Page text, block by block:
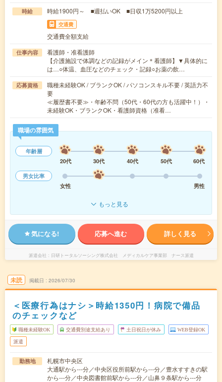
時給 時給1900円～ ■週払いOK ■日収1万5200円以上
交通費
交通費全額支給
仕事内容
看護師・准看護師
【介護施設で体調などの記録がメイン＊看護師】▼具体的に
は…○体温、血圧などのチェック・記録○お薬の飲…
応募資格
職種未経験OK / ブランクOK / パソコンスキル不要 / 英語力不
要
≪履歴書不要≫・年齢不問（50代・60代の方も活躍中！）・
未経験OK・ブランクOK・看護師資格（准看…
職場の雰囲気
年齢層
20代
30代 40代 50代
60代
男女比率
女性
男性
もっと見る
気になる! 応募へ進む 詳しく見る
派遣会社 日研トータルソーシング株式会社 メディカルケア事業部 ナース派遣
未読 掲載日 2026/07/30
＜医療行為はナシ＞時給1350円！病院で備品
のチェックなど
職種未経験OK 交通費別途支給あり 土日祝日が休み WEB登録OK
派遣
勤務地
札幌市中央区
大通駅から---分／中央区役所前駅から---分／豊水すすきの駅
から---分／中央図書館前駅から---分／山鼻９条駅から---分